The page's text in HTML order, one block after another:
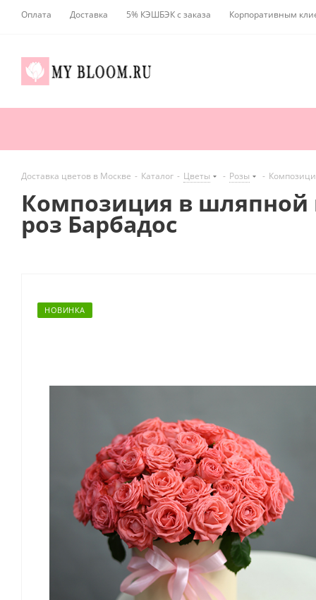
Оплата Доставка 5% КЭШБЭК с заказа Корпоративным
Доставка цветов в Москве - Каталог - Цветы - Розы -
Композиция в шляпной
роз Барбадос
НОВИНКА